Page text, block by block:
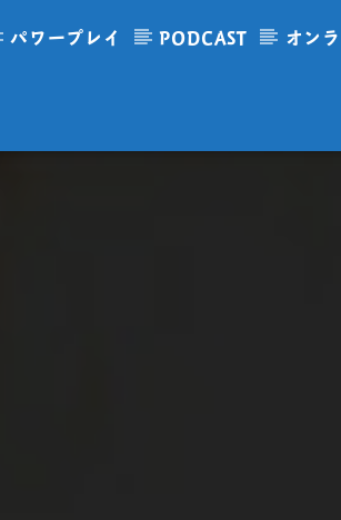
パワープレイ PODCAST オン